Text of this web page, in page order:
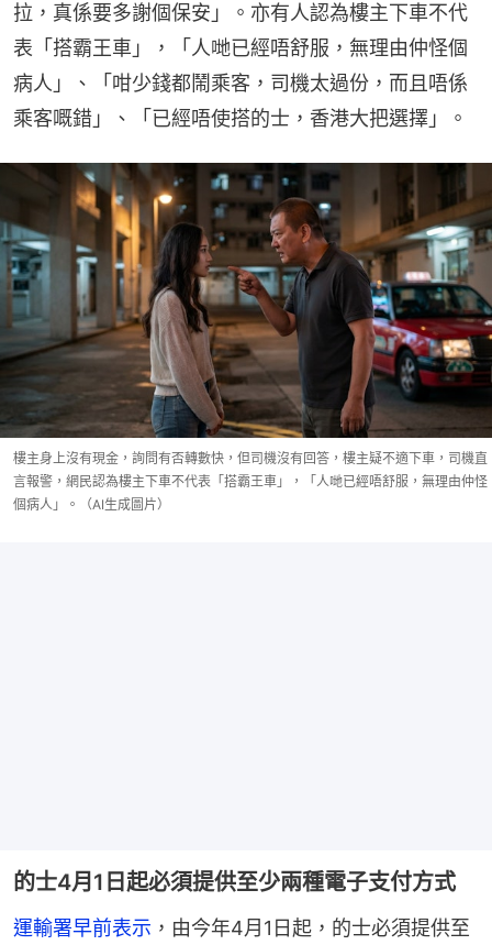
拉，真係要多謝個保安」。亦有人認為樓主下車不代
表「搭霸王車」，「人哋已經唔舒服，無理由仲怪個
病人」、「咁少錢都鬧乘客，司機太過份，而且唔係
乘客嘅錯」、「已經唔使搭的士，香港大把選擇」。
樓主身上沒有現金，詢問有否轉數快，但司機沒有回答，樓主疑不適下車，司機直
言報警，網民認為樓主下車不代表「搭霸王車」，「人哋已經唔舒服，無理由仲怪
個病人」。（AI生成圖片）
的士4月1日起必須提供至少兩種電子支付方式
運輸署早前表示 ，由今年4月1日起，的士必須提供至